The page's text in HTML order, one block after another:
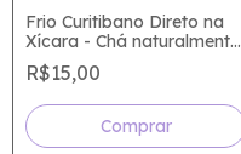
Frio Curitibano Direto na
Xícara - Chá naturalmente
azul feito com geada,
friaca e frio do djanho
R$15,00